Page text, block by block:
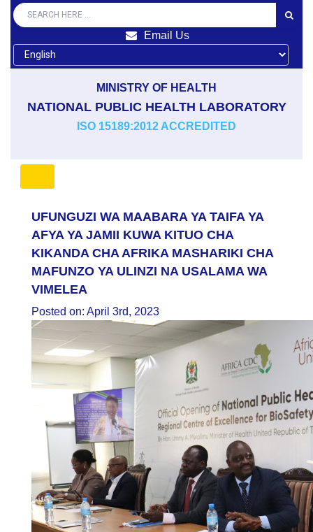
Email Us
MINISTRY OF HEALTH
NATIONAL PUBLIC HEALTH LABORATORY
ISO 15189:2012 ACCREDITED
UFUNGUZI WA MAABARA YA TAIFA YA
AFYA YA JAMII KUWA KITUO CHA
KIKANDA CHA AFRIKA MASHARIKI CHA
MAFUNZO YA ULINZI NA USALAMA WA
VIMELEA
Posted on: April 3rd, 2023